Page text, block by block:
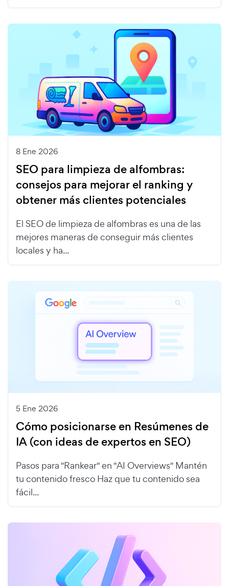
8 Ene 2026
SEO para limpieza de alfombras:
consejos para mejorar el ranking y
obtener más clientes potenciales
El SEO de limpieza de alfombras es una de las
mejores maneras de conseguir más clientes
locales y ha...
5 Ene 2026
Cómo posicionarse en Resúmenes de
IA (con ideas de expertos en SEO)
Pasos para "Rankear" en "AI Overviews" Mantén
tu contenido fresco Haz que tu contenido sea
fácil...